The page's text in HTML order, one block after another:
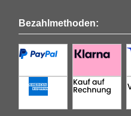
Bezahlmethoden: